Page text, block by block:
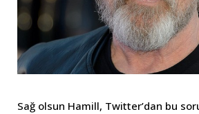
Sağ olsun Hamill, Twitter’dan bu